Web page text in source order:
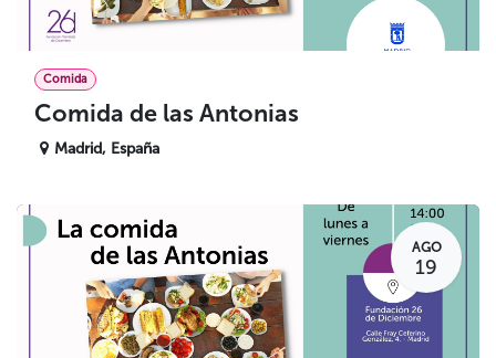
Comida
Comida de las Antonias
Madrid, España
AGO
19